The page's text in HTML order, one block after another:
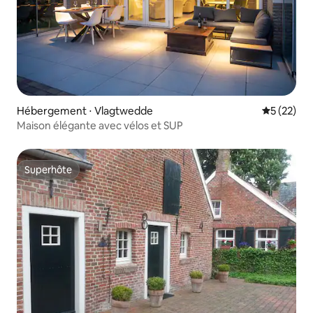
Hébergement ⋅ Vlagtwedde
5 (22)
Maison élégante avec vélos et SUP
Superhôte
Superhôte